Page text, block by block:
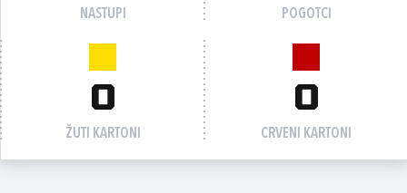
NASTUPI POGOTCI
0
ŽUTI KARTONI
0
CRVENI KARTONI